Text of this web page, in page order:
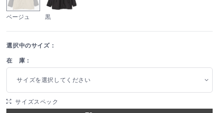
ベージュ 黒
選択中のサイズ：
在 庫：
サイズを選択してください
サイズスペック